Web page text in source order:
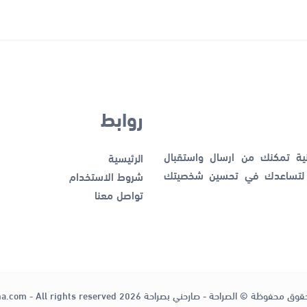
تمكنك من ارسال واستقبال
لتساعدك في تحسين شخصيتك
روابط
الرئيسية
شروط الاستخدام
تواصل معنا
محفوظة © الصراحة - صارحني بصراحة 2026 - All rights reserved